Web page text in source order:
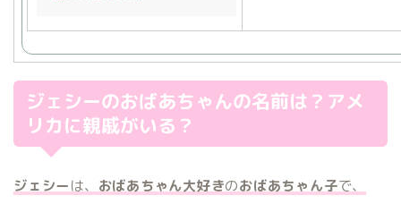
ジェシーのおばあちゃんの名前は？アメ
リカに親戚がいる？
ジェシーは、 おばあちゃん大好きのおばあちゃん子で、